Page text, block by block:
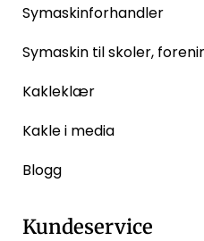
Symaskinforhandler
Symaskin til skoler,
Kakleklær
Kakle i media
Blogg
Kundeservice